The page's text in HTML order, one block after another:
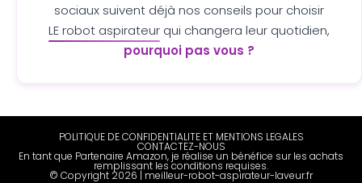
sociaux suivent déjà nos conseils pour choisir
LE robot aspirateur qui changera leur quotidien,
pourquoi pas vous ?
POLITIQUE DE CONFIDENTIALITE ET MENTIONS LEGALES
CONTACTEZ-NOUS
En tant que Partenaire Amazon, je réalise un bénéfice sur les achats
remplissant les conditions requises.
© Copyright 2026 | meilleur-robot-aspirateur-laveur.fr